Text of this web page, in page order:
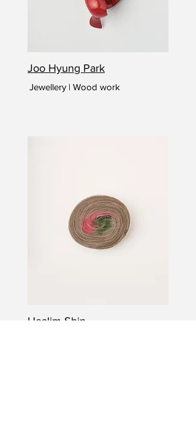
Joo Hyung Park
Jewellery | Wood work
Healim Shin